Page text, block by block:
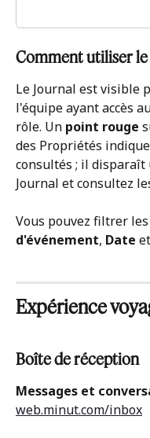
Comment utiliser
Le Journal est visible
l'équipe ayant accès
rôle. Un point rouge
des Propriétés
consultés ; il disparaît
Journal et consultez
Vous pouvez filtrer
d'événement, Date et
Expérience
Boîte de réception
Messages et
web.minut.com/inbox